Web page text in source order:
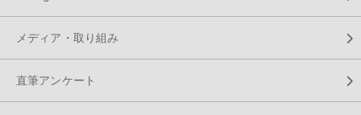
メディア・取り組み
直筆アンケート